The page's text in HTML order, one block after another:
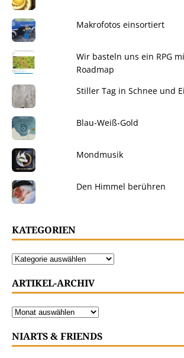
Makrofotos einsortiert
Wir basteln uns ein RPG
Roadmap
Stiller Tag in Schnee und
Blau-Weiß-Gold
Mondmusik
Den Himmel berühren
KATEGORIEN
ARTIKEL-ARCHIV
NIARTS & FRIENDS